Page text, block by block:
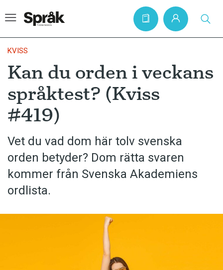
Hem
Artiklar
Krönikor
Språkfrågor
Skrivtips
Bokrecensioner
Kviss
Anmäl till språkpolisen
KVISS
Kan du orden i veckans
språktest? (Kviss
#419)
Vet du vad dom här tolv svenska
orden betyder? Dom rätta svaren
kommer från Svenska Akademiens
ordlista.